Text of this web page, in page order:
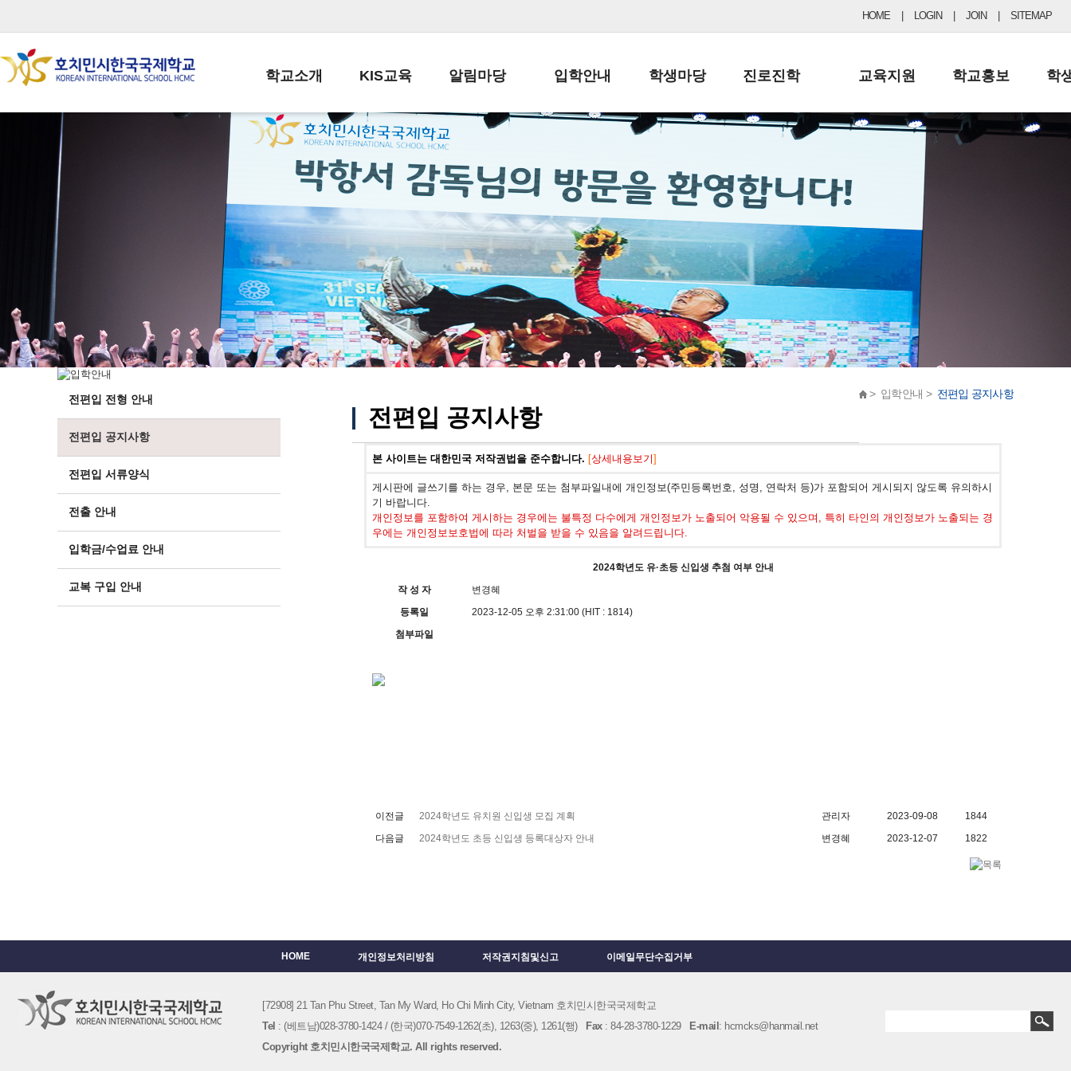
HOME LOGIN JOIN SITEMAP
학교소개
학교장인사말
학교상징
학교연혁
교직원현황
학생현황
위치/전화
전경사진
KIS교육
교육목표
학사일정
일과시간표
성과평가자료
알림마당
공지사항
납부금 안내
스쿨버스 운행 안내
급식안내
서식자료실
학부모방
정기고사 기출문제
입학안내
전-편입 서류양식
입학금/수업료
교복구입안내
학생마당
학생생활규정
학교신문
자율진로동아리
유초등 소식지
진로진학
공지사항 및 입시자료
드림레터
교육지원
행정실
학교운영위원회
학교건축기금
학교홍보
보도자료
학
전편입 전형 안내
전편입 공지사항
전편입 서류양식
전출 안내
입학금/수업료 안내
교복 구입 안내
> 입학안내 > 전편입 공지사항
전편입 공지사항
본 사이트는 대한민국 저작권법을 준수합니다. [상세내용보기]
게시판에 글쓰기를 하는 경우, 본문 또는 첨부파일내에 개인정보(주민등록번호, 성명, 연락처 등)가 포함되어 게시되지 않도록 유의하시
기 바랍니다.
개인정보를 포함하여 게시하는 경우에는 불특정 다수에게 개인정보가 노출되어 악용될 수 있으며, 특히 타인의 개인정보가 노출되는 경
우에는 개인정보보호법에 따라 처벌을 받을 수 있음을 알려드립니다.
2024학년도 유·초등 신입생 추첨 여부 안내
작 성 자
변경혜
등록일
2023-12-05 오후 2:31:00 (HIT : 1814)
첨부파일
이전글 2024학년도 유치원 신입생 모집 계획 관리자 2023-09-08
1844
다음글
2024학년도 초등 신입생 등록대상자 안내 변경혜 2023-12-07 1822
HOME 개인정보처리방침 저작권지침및신고 이메일무단수집거부
[72908] 21 Tan Phu Street, Tan My Ward, Ho Chi Minh City, Vietnam 호치민시한국국제학교
Tel : (베트남)028-3780-1424 / (한국)070-7549-1262(초), 1263(중), 1261(행) Fax: 84-28-3780-1229 E-mail : hcmcks@hanmail.net
Copyright 호치민시한국국제학교. All rights reserved.